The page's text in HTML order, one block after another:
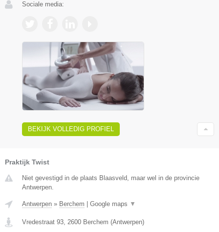
Sociale media:
BEKIJK VOLLEDIG PROFIEL
Praktijk Twist
Niet gevestigd in de plaats Blaasveld, maar wel in de provincie
Antwerpen.
Antwerpen » Berchem Google maps ▼
Vredestraat 93, 2600 Berchem (Antwerpen)